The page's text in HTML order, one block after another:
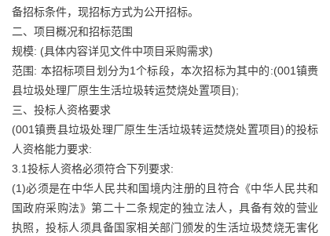
备招标条件，现招标方式为公开招标。
二、项目概况和招标范围
规模: (具体内容详见文件中项目采购需求)
范围: 本招标项目划分为1个标段，本次招标为其中的:(001镇赉
县垃圾处理厂原生生活垃圾转运焚烧处置项目);
三、投标人资格要求
(001镇赉县垃圾处理厂原生生活垃圾转运焚烧处置项目)的投标
人资格能力要求:
3.1投标人资格必须符合下列要求:
(1)必须是在中华人民共和国境内注册的且符合《中华人民共和
国政府采购法》第二十二条规定的独立法人，具备有效的营业
执照，投标人须具备国家相关部门颁发的生活垃圾焚烧无害化